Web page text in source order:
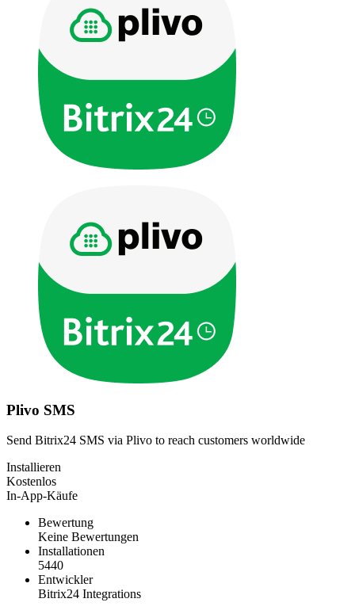
Plivo SMS
Send Bitrix24 SMS via Plivo to reach customers worldwide
Installieren
Kostenlos
In-App-Käufe
Bewertung
Keine Bewertungen
Installationen
5440
Entwickler
Bitrix24 Integrations